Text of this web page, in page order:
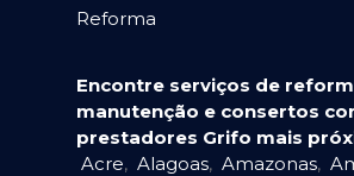
Reforma
Encontre serviços de
manutenção e consertos
prestadores Grifo mais
Acre, Alagoas, Amazonas,